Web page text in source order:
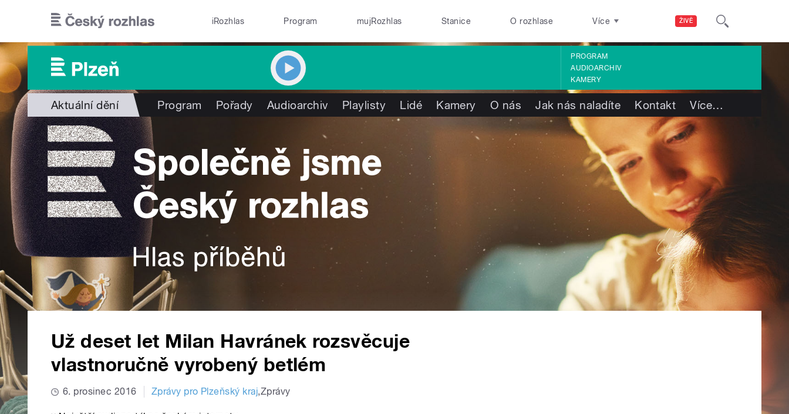
ŽIVĚ
iRozhlas Program mujRozhlas Stanice O rozhlase Více
PROGRAM
AUDIOARCHIV
KAMERY
Aktuální dění Program Pořady Audioarchiv Playlisty Lidé Kamery O nás Jak nás naladíte Kontakt Více…
Už deset let Milan Havránek rozsvěcuje
vlastnoručně vyrobený betlém
6. prosinec 2016 Zprávy pro Plzeňský kraj,Zprávy